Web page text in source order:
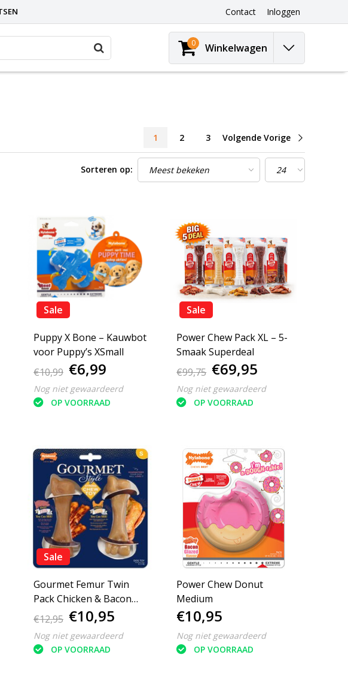
Contact Inloggen
0 Winkelwagen
1 2 3 Volgende Vorige
Sorteren op:
Sale
Puppy X Bone – Kauwbot
voor Puppy’s XSmall
€10,99 €6,99
Nog niet gewaardeerd
OP VOORRAAD
Sale
Power Chew Pack XL – 5-
Smaak Superdeal
€99,75 €69,95
Nog niet gewaardeerd
OP VOORRAAD
Sale
Gourmet Femur Twin
Pack Chicken & Bacon
Small
€12,95 €10,95
Nog niet gewaardeerd
OP VOORRAAD
Power Chew Donut
Medium
€10,95
Nog niet gewaardeerd
OP VOORRAAD